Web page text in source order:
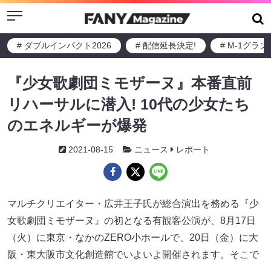
Menu
# ダブルインパクト2026 # 配信延長決定! # M-1グラン
『少女歌劇団ミモザーヌ』本番直前
リハーサルに潜入! 10代の少女たち
のエネルギーが爆発
2021-08-15 ニュース レポート
マルチクリエイター・広井王子氏が総合演出を務める『少
女歌劇団ミモザーヌ』の初となる有観客公演が、8月17日
（火）に東京・なかのZERO小ホールで、20日（金）に大
阪・東大阪市文化創造館でいよいよ開催されます。そこで